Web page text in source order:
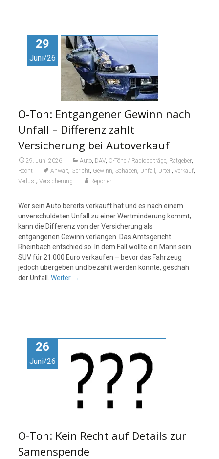
29
Juni/26
O-Ton: Entgangener Gewinn nach
Unfall – Differenz zahlt
Versicherung bei Autoverkauf
29. Juni 2026 Auto, DAV, O-Töne / Radiobeiträge, Ratgeber,
Recht Anwalt, Gericht, Gewinn, Schaden, Unfall , Urteil , Verkauf,
Verlust, Versicherung Reporter
Wer sein Auto bereits verkauft hat und es nach einem
unverschuldeten Unfall zu einer Wertminderung kommt,
kann die Differenz von der Versicherung als
entgangenen Gewinn verlangen. Das Amtsgericht
Rheinbach entschied so. In dem Fall wollte ein Mann sein
SUV für 21.000 Euro verkaufen – bevor das Fahrzeug
jedoch übergeben und bezahlt werden konnte, geschah
der Unfall. Weiter →
26
Juni/26
O-Ton: Kein Recht auf Details zur
Samenspende